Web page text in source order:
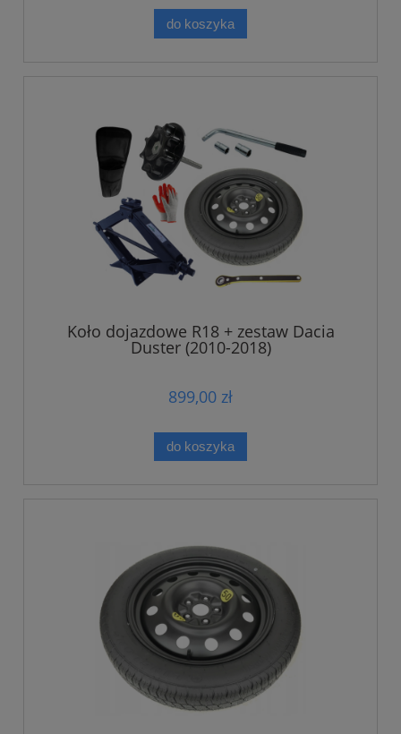
do koszyka
Koło dojazdowe R18 + zestaw Dacia
Duster (2010-2018)
899,00 zł
do koszyka